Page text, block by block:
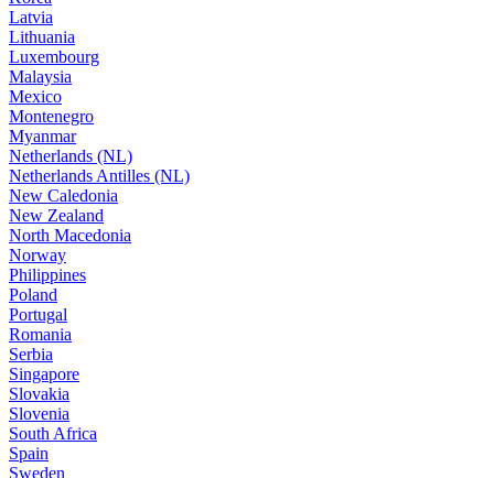
Latvia
Lithuania
Luxembourg
Malaysia
Mexico
Montenegro
Myanmar
Netherlands (NL)
Netherlands Antilles (NL)
New Caledonia
New Zealand
North Macedonia
Norway
Philippines
Poland
Portugal
Romania
Serbia
Singapore
Slovakia
Slovenia
South Africa
Spain
Sweden